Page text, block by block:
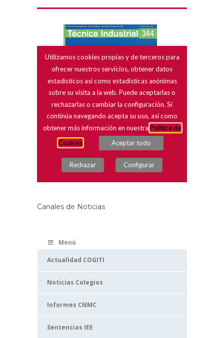
Canales de Noticias
Menú
Actualidad COGITI
Noticias Colegios
Informes CNMC
Sentencias IEE